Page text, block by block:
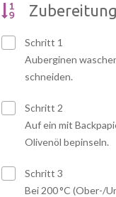
Zubereitung
Schritt 1
Auberginen
schneiden.
Schritt 2
Auf ein mit
Olivenöl bepinseln.
Schritt 3
Bei 200 °C (Ober-/